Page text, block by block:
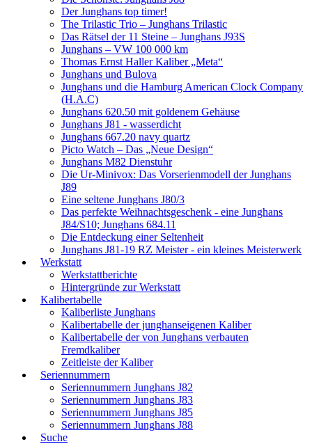
Der Junghans top timer!
The Trilastic Trio – Junghans Trilastic
Das Rätsel der 11 Steine – Junghans J93S
Junghans – VW 100 000 km
Thomas Ernst Haller Kaliber „Meta“
Junghans und Bulova
Junghans und die Hamburg American Clock Company
(H.A.C)
Junghans 620.50 mit goldenem Gehäuse
Junghans J81 - wasserdicht
Junghans 667.20 navy quartz
Picto Watch – Das „Neue Design“
Junghans M82 Dienstuhr
Die Ur-Minivox: Das Vorserienmodell der Junghans
J89
Eine seltene Junghans J80/3
Das perfekte Weihnachtsgeschenk - eine Junghans
J84/S10; Junghans 684.11
Die Entdeckung einer Seltenheit
Junghans J81-19 RZ Meister - ein kleines Meisterwerk
Werkstatt
Werkstattberichte
Hintergründe zur Werkstatt
Kalibertabelle
Kaliberliste Junghans
Kalibertabelle der junghanseigenen Kaliber
Kalibertabelle der von Junghans verbauten
Fremdkaliber
Zeitleiste der Kaliber
Seriennummern
Seriennummern Junghans J82
Seriennummern Junghans J83
Seriennummern Junghans J85
Seriennummern Junghans J88
Suche